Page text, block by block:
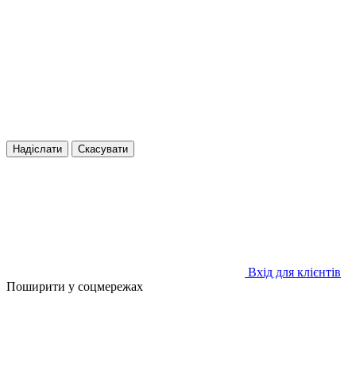
Надіслати Скасувати
Вхід для клієнтів
Поширити у соцмережах